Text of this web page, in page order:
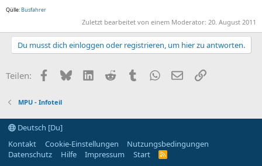
Qülle:Busfahrer
Zuletzt bearbeitet von einem Moderator: 20. August 2011
Du musst dich einloggen oder registrieren, um hier zu antworten.
Teilen: Facebook
BlueskyLinkedInReddit Tumblr WhatsApp
E-MailLink
MPU - Infoteil
Deutsch [Du]
Kontakt
Cookie-Einstellungen
Nutzungsbedingungen
Datenschutz
Hilfe Impressum Start
R